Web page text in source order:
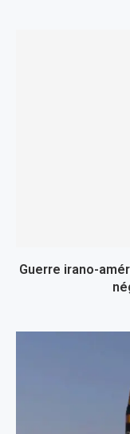
Guerre irano-